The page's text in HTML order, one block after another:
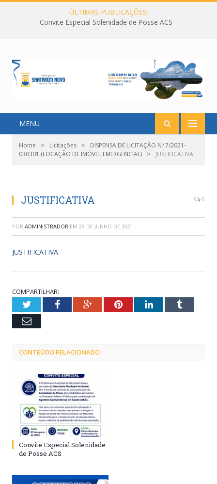
ÚLTIMAS PUBLICAÇÕES:
Convite Especial Solenidade de Posse ACS
MENU
Home » Licitações »
DISPENSA DE LICITAÇÃO Nº 7/2021-
030301 (LOCAÇÃO DE IMÓVEL EMERGENCIAL) » JUSTIFICATIVA
JUSTIFICATIVA 0
POR ADMINISTRADOR EM 29 DE JUNHO DE 2021
JUSTIFICATIVA
COMPARTILHAR:
TwitterFacebookGoogle+PinterestLinkedInTumblr
Email
CONTEÚDO RELACIONADO
Convite Especial Solenidade
de Posse ACS